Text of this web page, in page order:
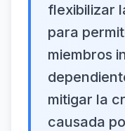
flexibilizar
para
miembros
mitigar la
causada